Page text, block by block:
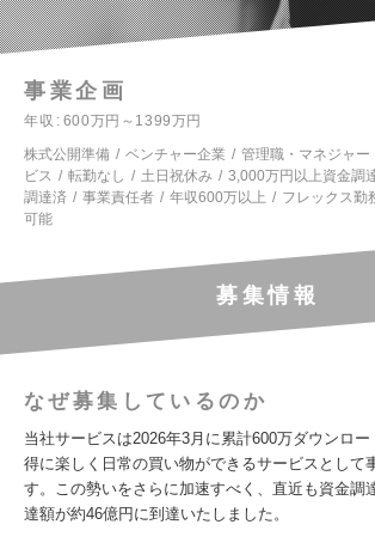
事業企画
年収
600万円～1399万円
株式公開準備
ベンチャー企業 管理職・マネジャー
ビス
転勤なし 土日祝休み 3,000万円以上資金調
調達済
事業責任者 年収600万以上 フレックス勤
可能
募集情報
なぜ募集しているのか
当社サービスは2026年3月に累計600万ダウンロ
得に楽しく日常の買い物ができるサービスとして
す。この勢いをさらに加速すべく、直近も資金調
達額が約46億円に到達いたしました。